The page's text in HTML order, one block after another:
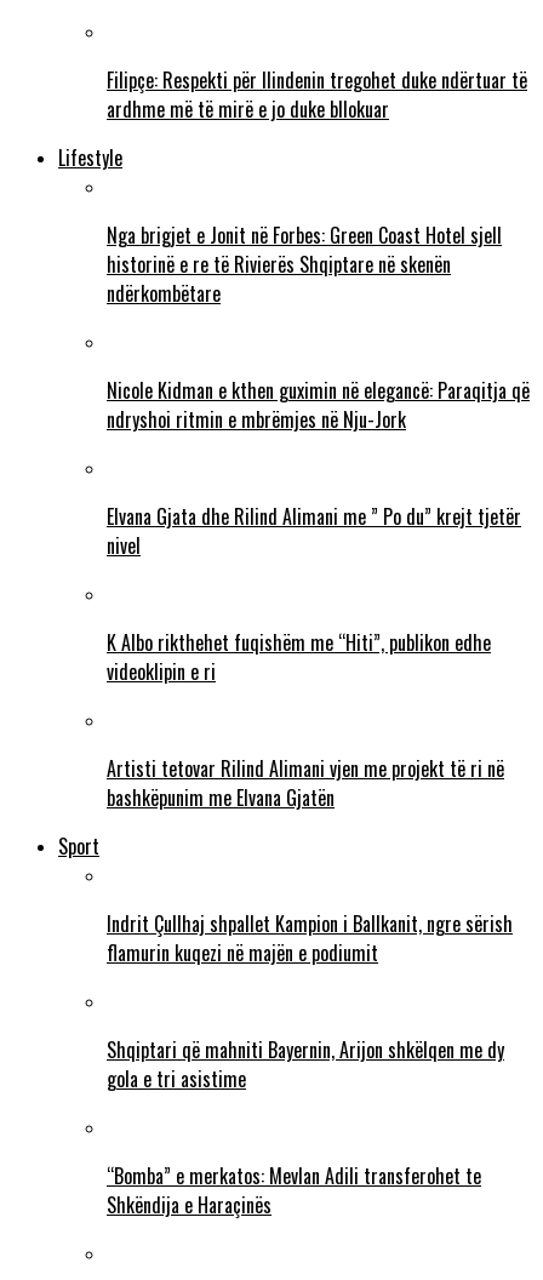
Filipçe: Respekti për Ilindenin tregohet duke ndërtuar të
ardhme më të mirë e jo duke bllokuar
Lifestyle
Nga brigjet e Jonit në Forbes: Green Coast Hotel sjell
historinë e re të Rivierës Shqiptare në skenën
ndërkombëtare
Nicole Kidman e kthen guximin në elegancë: Paraqitja që
ndryshoi ritmin e mbrëmjes në Nju-Jork
Elvana Gjata dhe Rilind Alimani me ” Po du” krejt tjetër
nivel
K Albo rikthehet fuqishëm me “Hiti”, publikon edhe
videoklipin e ri
Artisti tetovar Rilind Alimani vjen me projekt të ri në
bashkëpunim me Elvana Gjatën
Sport
Indrit Çullhaj shpallet Kampion i Ballkanit, ngre sërish
flamurin kuqezi në majën e podiumit
Shqiptari që mahniti Bayernin, Arijon shkëlqen me dy
gola e tri asistime
“Bomba” e merkatos: Mevlan Adili transferohet te
Shkëndija e Haraçinës